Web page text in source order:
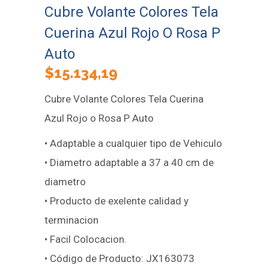
Cubre Volante Colores Tela
Cuerina Azul Rojo O Rosa P
Auto
$15.134,19
Cubre Volante Colores Tela Cuerina
Azul Rojo o Rosa P Auto
• Adaptable a cualquier tipo de Vehiculo
• Diametro adaptable a 37 a 40 cm de
diametro
• Producto de exelente calidad y
terminacion
• Facil Colocacion.
• Código de Producto: JX163073